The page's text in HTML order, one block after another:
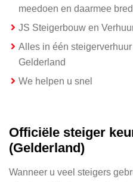
meedoen en daarmee
JS Steigerbouw en
Alles in één
Gelderland
We helpen u snel
Officiële steiger
(Gelderland)
Wanneer u veel steigers